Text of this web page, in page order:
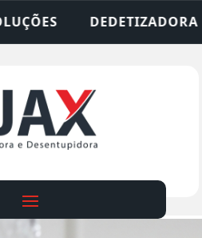
• DESENTUPIDORA •